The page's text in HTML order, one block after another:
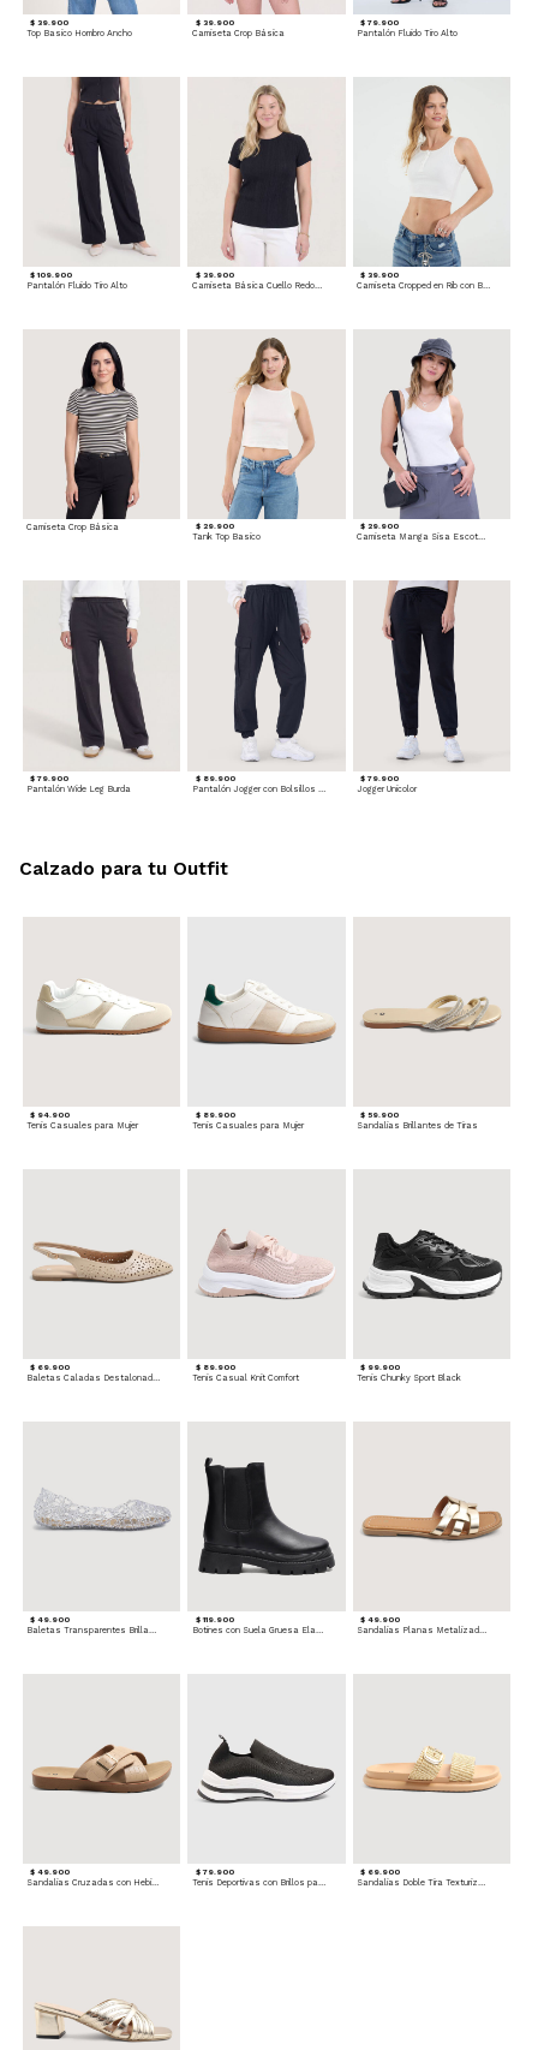
$ 39.900
Top Basico Hombro Ancho
$ 39.900
Camiseta Crop Básica
$ 79.900
Pantalón Fluido Tiro Alto
$ 109.900
Pantalón Fluido Tiro Alto
$ 39.900
Camiseta Básica Cuello Redondo
$ 39.900
Camiseta Crop Básica $ 29.900
Tank Top Basico
$ 29.900
Camiseta Manga Sisa Escotada
$ 79.900
Pantalón Wide Leg Burda
$ 89.900
Pantalón Jogger con Bolsillos Cargo
$ 79.900
Jogger Unicolor
$ 94.900
Tenis Casuales para Mujer
$ 89.900
Tenis Casuales para Mujer
$ 59.900
Sandalias Brillantes de Tiras
$ 69.900
Baletas Caladas Destalonadas
$ 89.900
Tenis Casual Knit Comfort
$ 99.900
Tenis Chunky Sport Black
$ 49.900 $ 119.900 $ 49.900
$ 49.900
Sandalias Cruzadas con Hebilla
$ 79.900 $ 69.900
Calzado para tu Outfit